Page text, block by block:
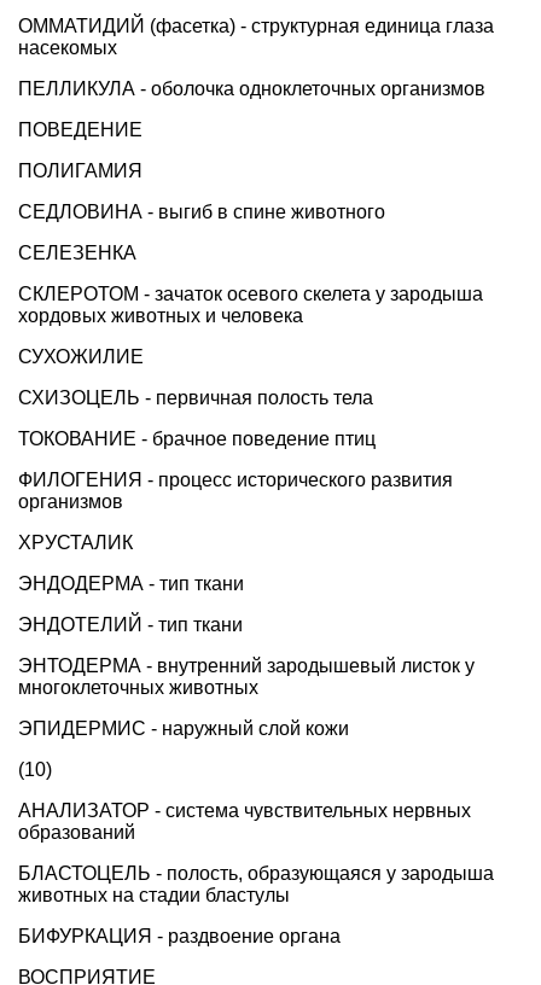
ОММАТИДИЙ (фасетка) - структурная единица глаза
насекомых
ПЕЛЛИКУЛА - оболочка одноклеточных организмов
ПОВЕДЕНИЕ
ПОЛИГАМИЯ
СЕДЛОВИНА - выгиб в спине животного
СЕЛЕЗЕНКА
СКЛЕРОТОМ - зачаток осевого скелета у зародыша
хордовых животных и человека
СУХОЖИЛИЕ
СХИЗОЦЕЛЬ - первичная полость тела
ТОКОВАНИЕ - брачное поведение птиц
ФИЛОГЕНИЯ - процесс исторического развития
организмов
ХРУСТАЛИК
ЭНДОДЕРМА - тип ткани
ЭНДОТЕЛИЙ - тип ткани
ЭНТОДЕРМА - внутренний зародышевый листок у
многоклеточных животных
ЭПИДЕРМИС - наружный слой кожи
(10)
АНАЛИЗАТОР - система чувствительных нервных
образований
БЛАСТОЦЕЛЬ - полость, образующаяся у зародыша
животных на стадии бластулы
БИФУРКАЦИЯ - раздвоение органа
ВОСПРИЯТИЕ